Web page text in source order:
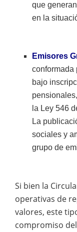
que
en la
Emisores
conformada
bajo
la Ley 546
La
sociales y
grupo de
Si bien la
operativas de
valores, este
compromiso